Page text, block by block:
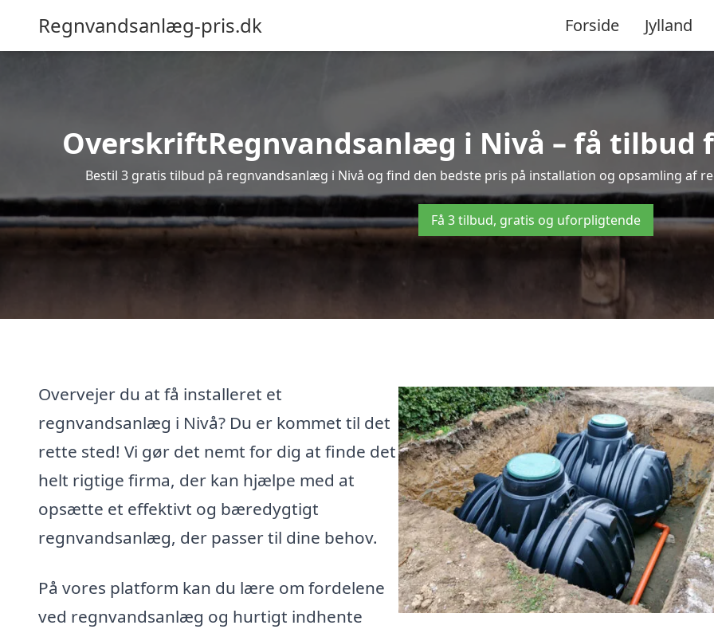
Regnvandsanlæg-pris.dk Forside Jylland
OverskriftRegnvandsanlæg i Nivå – få tilbud
Bestil 3 gratis tilbud på regnvandsanlæg i Nivå og find den bedste pris på installation og opsamling af
Få 3 tilbud, gratis og uforpligtende
Overvejer du at få installeret et
regnvandsanlæg i Nivå? Du er kommet til det
rette sted! Vi gør det nemt for dig at finde det
helt rigtige firma, der kan hjælpe med at
opsætte et effektivt og bæredygtigt
regnvandsanlæg, der passer til dine behov.
På vores platform kan du lære om fordelene
ved regnvandsanlæg og hurtigt indhente